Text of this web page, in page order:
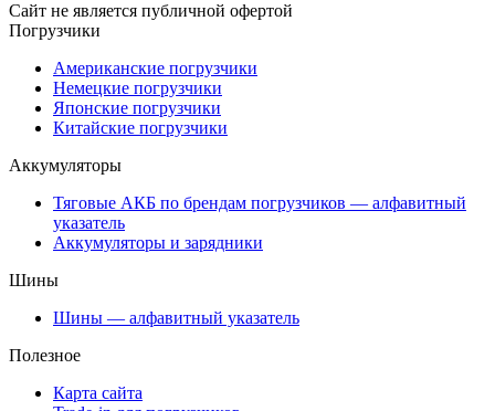
Сайт не является публичной офертой
Погрузчики
Американские погрузчики
Немецкие погрузчики
Японские погрузчики
Китайские погрузчики
Аккумуляторы
Тяговые АКБ по брендам погрузчиков — алфавитный
указатель
Аккумуляторы и зарядники
Шины
Шины — алфавитный указатель
Полезное
Карта сайта